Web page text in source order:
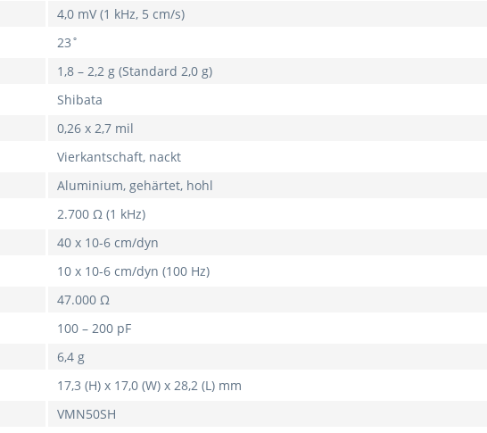
4,0 mV (1 kHz, 5 cm/s)
23˚
1,8 – 2,2 g (Standard 2,0 g)
Shibata
0,26 x 2,7 mil
Vierkantschaft, nackt
Aluminium, gehärtet, hohl
2.700 Ω (1 kHz)
40 x 10-6 cm/dyn
10 x 10-6 cm/dyn (100 Hz)
47.000 Ω
100 – 200 pF
6,4 g
17,3 (H) x 17,0 (W) x 28,2 (L) mm
VMN50SH